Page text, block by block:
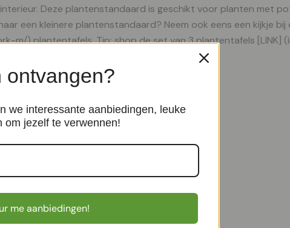
Deze plantenstandaard is geschikt voor planten met
een kleinere plantenstandaard? Neem ook eens een kijkje bij
) plantentafels. Tip: shop de set van 3 plantentafels [LINK]
planten voor nodig hebt.
Binnenpotten
we interessante aanbiedingen, leuke
om jezelf te verwennen!
me aanbiedingen!